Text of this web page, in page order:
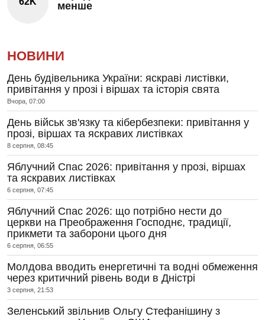
менше
НОВИНИ
День будівельника України: яскраві листівки,
привітання у прозі і віршах та історія свята
Вчора, 07:00
День військ зв'язку та кібербезпеки: привітання у
прозі, віршах та яскравих листівках
8 серпня, 08:45
Яблучний Спас 2026: привітання у прозі, віршах
та яскравих листівках
6 серпня, 07:45
Яблучний Спас 2026: що потрібно нести до
церкви на Преображення Господнє, традиції,
прикмети та заборони цього дня
6 серпня, 06:55
Молдова вводить енергетичні та водні обмеження
через критичний рівень води в Дністрі
3 серпня, 21:53
Зеленський звільнив Ольгу Стефанішину з